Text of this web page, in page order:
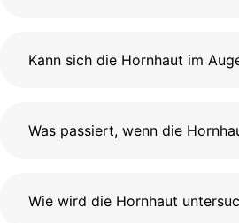
Kann sich die Hornhaut im
Was passiert, wenn die
Wie wird die Hornhaut